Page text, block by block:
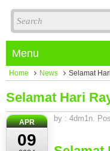
Menu
Home News Selamat
Selamat Hari
APR
09
by : 4dm1n.